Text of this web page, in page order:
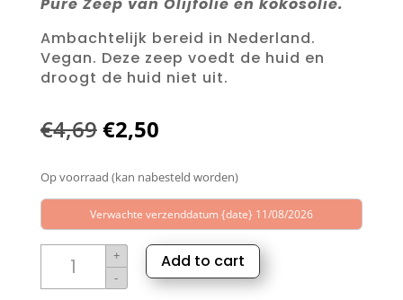
Ambachtelijk bereid in Nederland.
Vegan. Deze zeep voedt de huid en
droogt de huid niet uit.
€4,69Oorspronkelijke
was:
€4,69.
€2,50Huidige
is:
€2,50.
Op voorraad (kan nabesteld worden)
Verwachte verzenddatum {date} 11/08/2026
Marseillezeep
240ml
aantal
+
-
Add to cart